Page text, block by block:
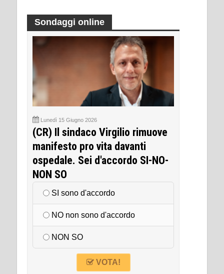
Sondaggi online
Lunedì 15 Giugno 2026
(CR) Il sindaco Virgilio rimuove
manifesto pro vita davanti
ospedale. Sei d'accordo SI-NO-
NON SO
SI sono d'accordo
NO non sono d'accordo
NON SO
VOTA!